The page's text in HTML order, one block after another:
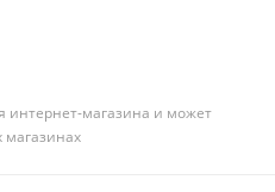
интернет-магазина и может
магазинах